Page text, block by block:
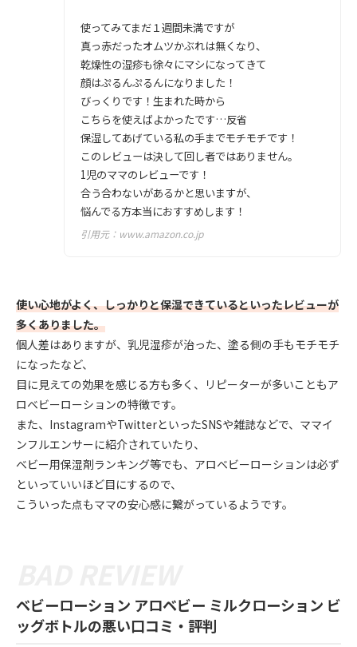
使ってみてまだ１週間未満ですが
真っ赤だったオムツかぶれは無くなり、
乾燥性の湿疹も徐々にマシになってきて
顔はぷるんぷるんになりました！
びっくりです！生まれた時から
こちらを使えばよかったです…反省
保湿してあげている私の手までモチモチです！
このレビューは決して回し者ではありません。
1児のママのレビューです！
合う合わないがあるかと思いますが、
悩んでる方本当におすすめします！
引用元： www.amazon.co.jp
使い心地がよく、しっかりと保湿できているといったレビューが
多くありました。
個人差はありますが、乳児湿疹が治った、塗る側の手もモチモチ
になったなど、
目に見えての効果を感じる方も多く、リピーターが多いこともア
ロベビーローションの特徴です。
また、InstagramやTwitterといったSNSや雑誌などで、ママイ
ンフルエンサーに紹介されていたり、
ベビー用保湿剤ランキング等でも、アロベビーローションは必ず
といっていいほど目にするので、
こういった点もママの安心感に繋がっているようです。
ベビーローション アロベビー ミルクローション ビ
ッグボトルの悪い口コミ・評判